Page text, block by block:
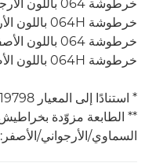
خرطوشة 064 باللون الأرجواني (5000 صفحة *)**
خرطوشة 064H باللون الأرجواني (10400 صفحة *)**
خرطوشة 064 باللون الأصفر (5000 صفحة *)**
خرطوشة 064H باللون الأصفر (10400 صفحة *)**
* استنادًا إلى المعيار ISO/IEC 19798
السماوي/الأرجواني/الأصفر: 3200 صفحة